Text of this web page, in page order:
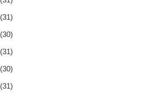
(31)
(30)
(31)
(30)
(31)